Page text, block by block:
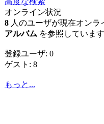
オンライン状況
8 人のユーザが現在オンラ
アルバム を参照していま
登録ユーザ: 0
ゲスト: 8
もっと...